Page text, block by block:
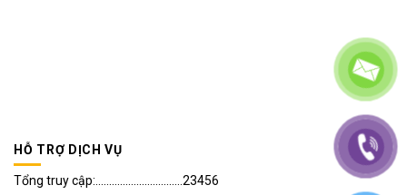
HỖ TRỢ DỊCH VỤ
Tổng truy cập:................................23456